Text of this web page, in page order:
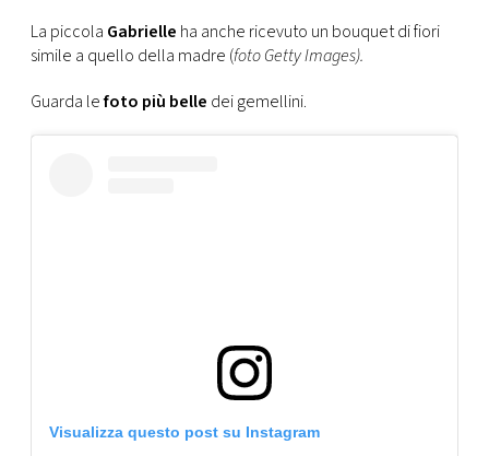
La piccola Gabrielle ha anche ricevuto un bouquet di fiori
simile a quello della madre (foto Getty Images).
Guarda lefoto più belle dei gemellini.
Visualizza questo post su Instagram